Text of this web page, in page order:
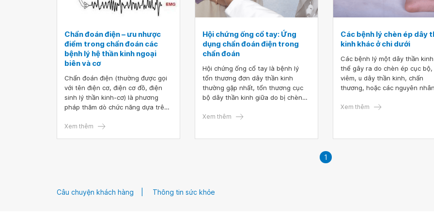
Chẩn đoán điện – ưu nhược
điểm trong chẩn đoán các
bệnh lý hệ thần kinh ngoại
biên và cơ
Chẩn đoán điện (thường được gọi
với tên điện cơ, điện cơ đồ, điện
sinh lý thần kinh-cơ) là phương
pháp thăm dò chức năng dựa trên
tế bào thần kinh ngoại biên và tế
Xem thêm
Hội chứng ống cổ tay: Ứng
dụng chẩn đoán điện trong
chẩn đoán
Hội chứng ống cổ tay là bệnh lý
tổn thương đơn dây thần kinh
thường gặp nhất, tổn thương cục
bộ dây thần kinh giữa do bị chèn
(đường hầm cổ tay). Bệnh lý gây
năng bàn tay.
Xem thêm
Các bệnh lý chèn ép dây
kinh khác ở chi dưới
Các bệnh lý một dây thần
thể gây ra do chèn ép cục bộ,
viêm, u dây thần kinh, chấn
thương, hoặc các nguyên nhân
nguyên nhân thường gặp nhất.
Xem thêm
1
Câu chuyện khách hàng Thông tin sức khỏe